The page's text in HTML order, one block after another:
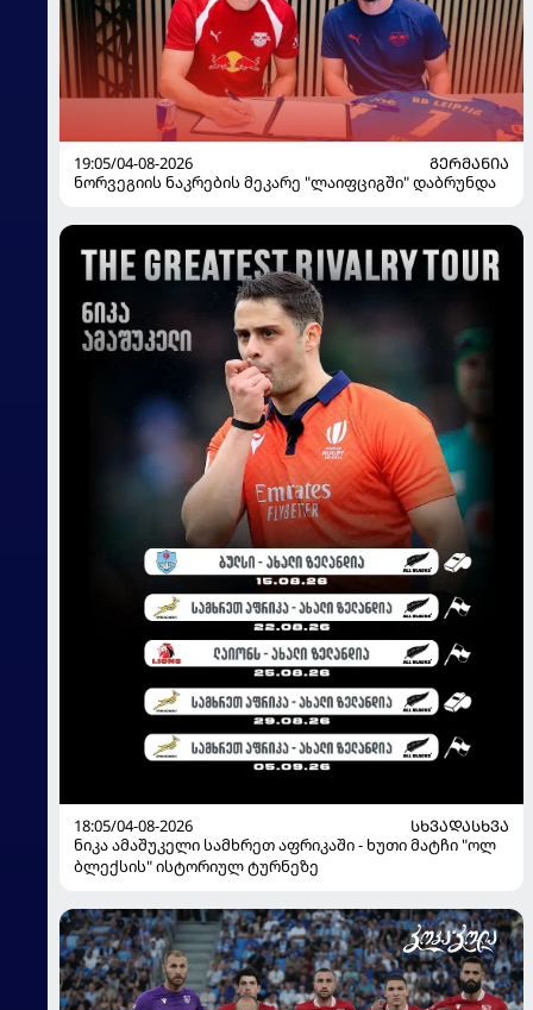
19:05/04-08-2026
ᲒᲔᲠᲛᲐᲜᲘᲐ
ნორვეგიის ნაკრების მეკარე "ლაიფციგში" დაბრუნდა
18:05/04-08-2026
ᲡᲮᲕᲐᲓᲐᲡᲮᲕᲐ
ნიკა ამაშუკელი სამხრეთ აფრიკაში - ხუთი მატჩი "ოლ
ბლექსის" ისტორიულ ტურნეზე